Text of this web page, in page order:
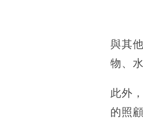
與其
物、
此外
的照